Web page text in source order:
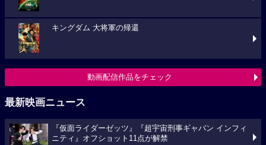
キングダム 大将軍の帰還
動画配信作品をチェック
最新映画ニュース
『仮面ライダーゼッツ』『超宇宙刑事ギャバン インフィ
ニティ』オフショット11点が解禁